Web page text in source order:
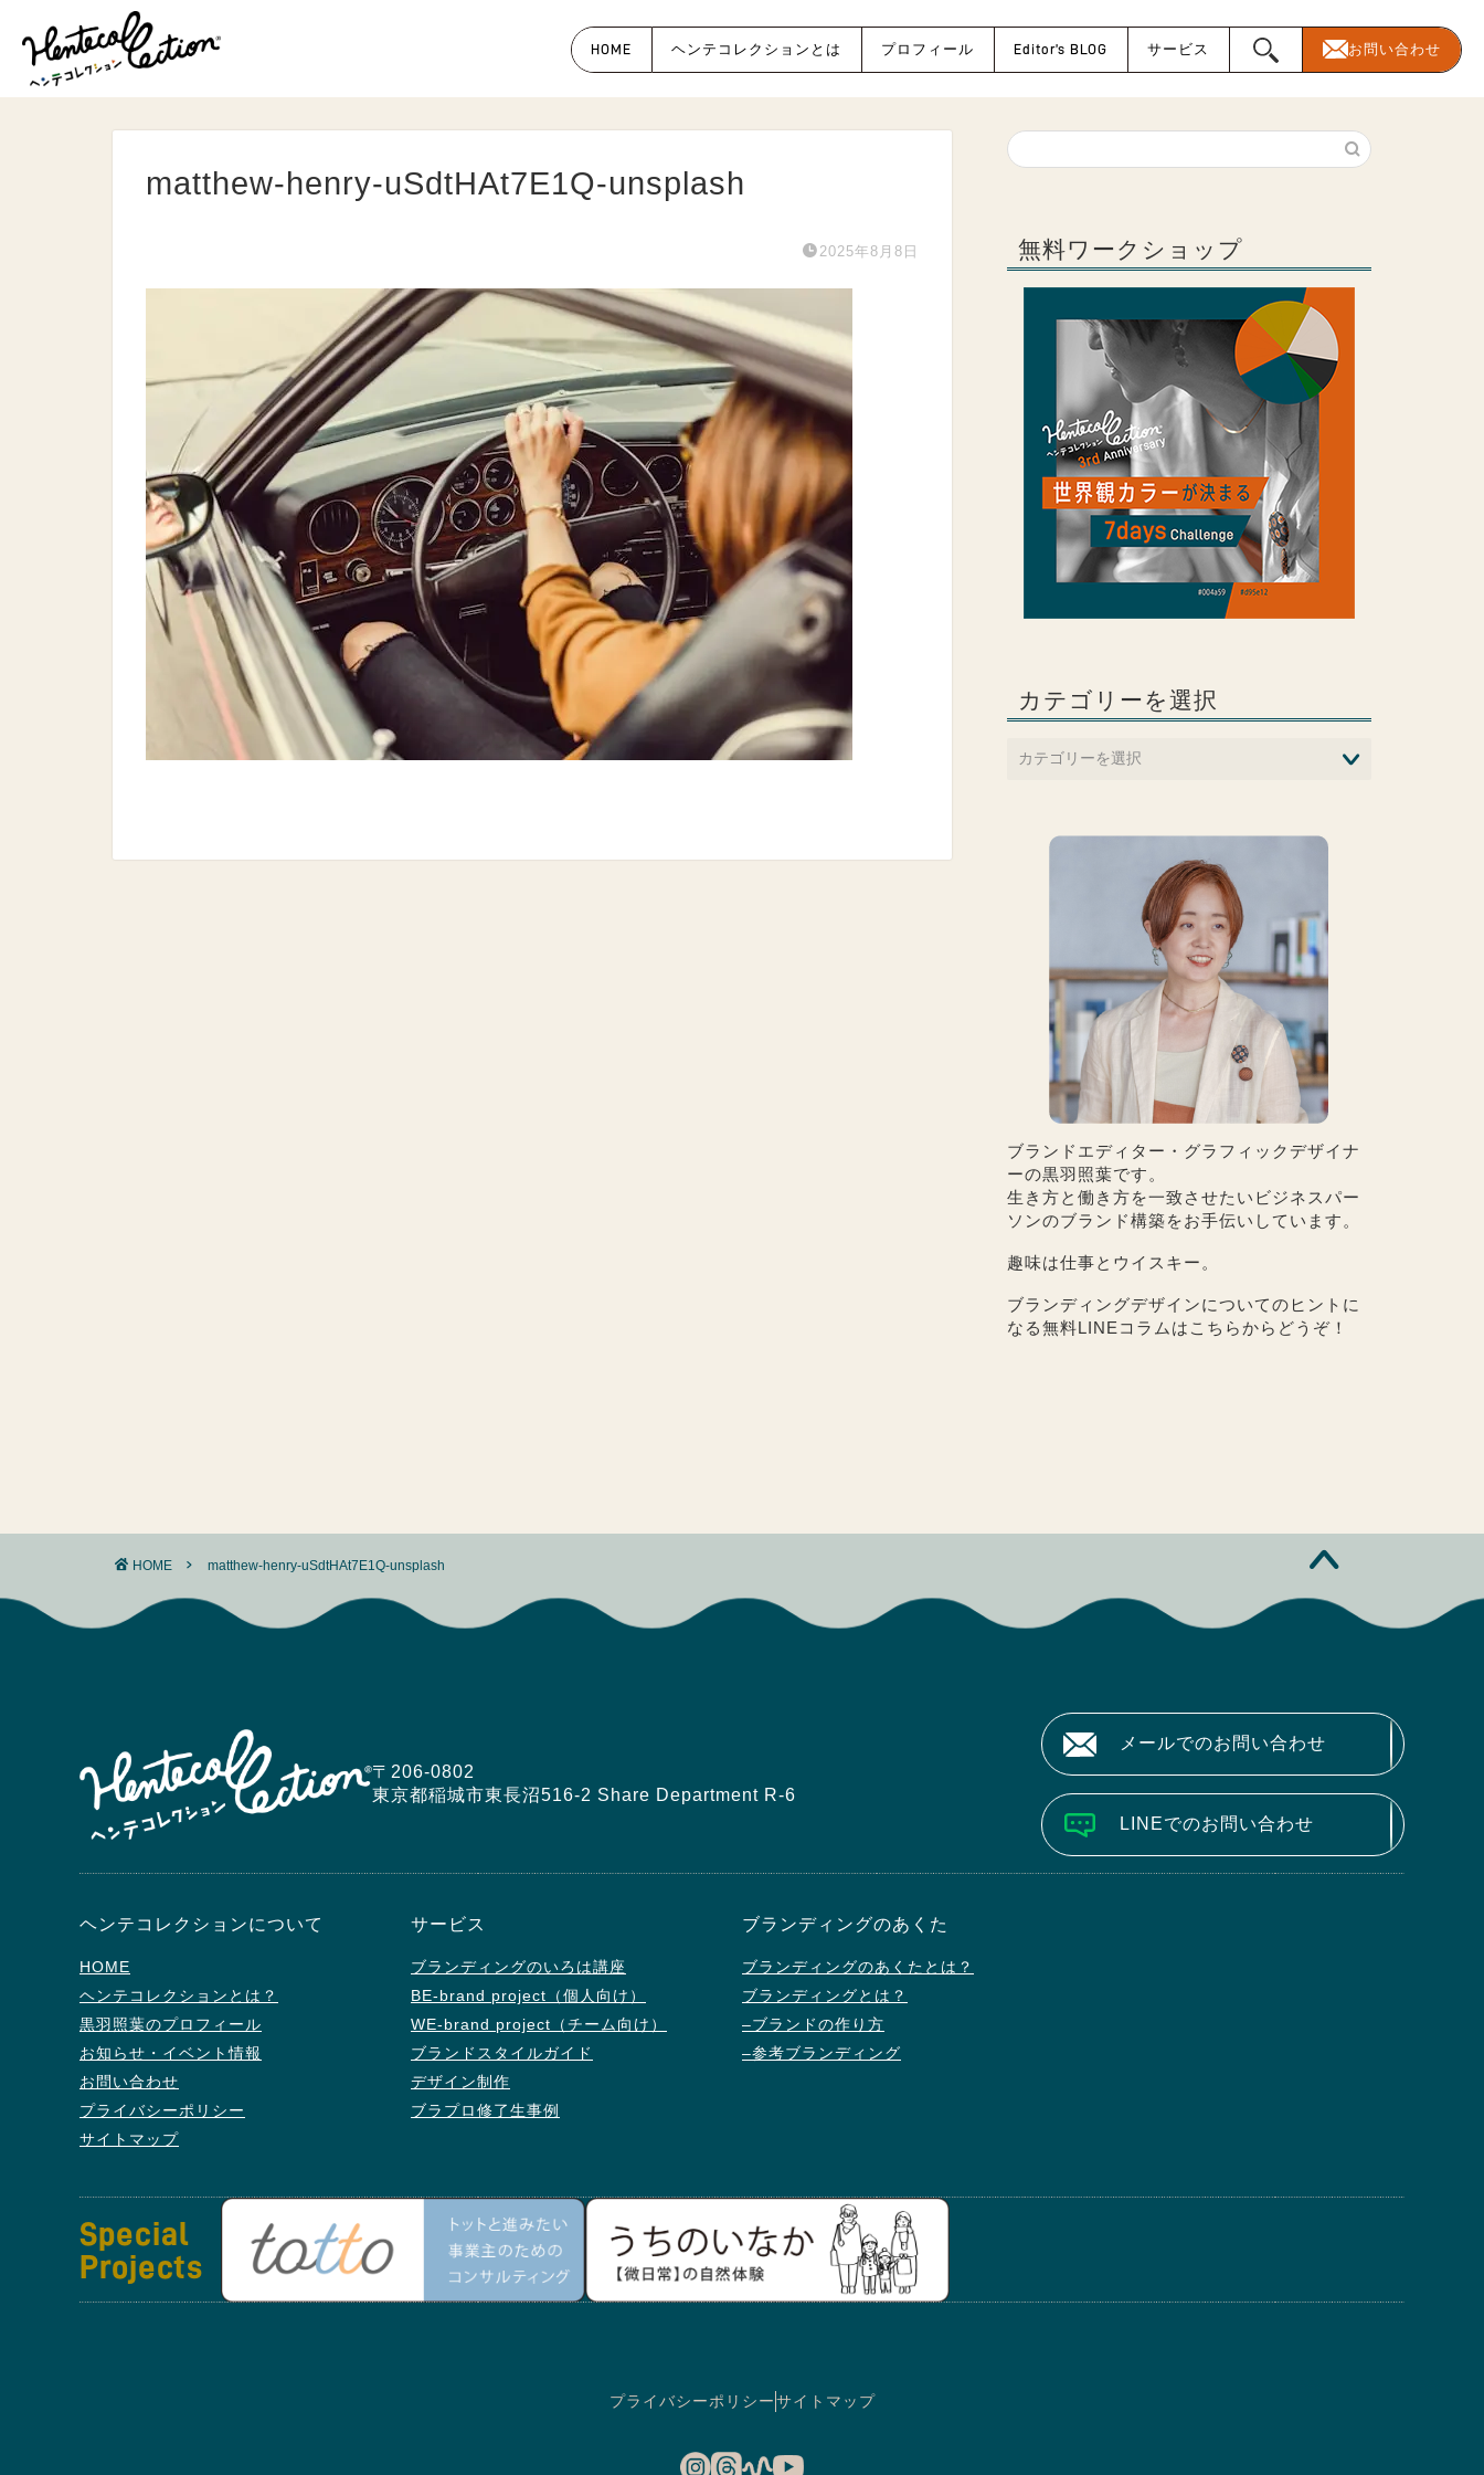
HOME ヘンテコレクションとは プロフィール Editor’s BLOG サービス お問い合わせ
matthew-henry-uSdtHAt7E1Q-unsplash
2025年8月8日 無料ワークショップ
カテゴリーを選択
ブランドエディター・グラフィックデザイナ
ーの黒羽照葉です。
生き方と働き方を一致させたいビジネスパー
ソンのブランド構築をお手伝いしています。
趣味は仕事とウイスキー。
ブランディングデザインについてのヒントに
なる無料LINEコラムは こちらからどうぞ！
HOME matthew-henry-uSdtHAt7E1Q-unsplash
〒206-0802
東京都稲城市東長沼516-2 Share Department R-6
メールでのお問い合わせ
LINEでのお問い合わせ
ヘンテコレクションについて
HOME
ヘンテコレクションとは？
黒羽照葉のプロフィール
お知らせ・イベント情報
お問い合わせ
プライバシーポリシー
サイトマップ
サービス
ブランディングのいろは講座
BE-brand project（個人向け）
WE-brand project（チーム向け）
ブランドスタイルガイド
デザイン制作
ブラプロ修了生事例
ブランディングのあくた
ブランディングのあくたとは？
ブランディングとは？
–ブランドの作り方
–参考ブランディング
Special
Projects
プライバシーポリシーサイトマップ